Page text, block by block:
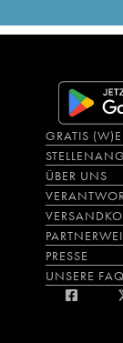
GRATIS
ÜBER UNS
PRESSE
UNSERE FAQ